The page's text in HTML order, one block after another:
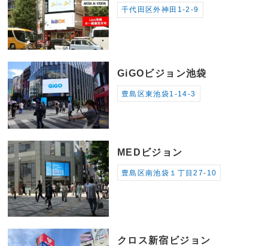
千代田区外神田1-2-9
GiGOビジョン池袋
豊島区東池袋1-14-3
MEDビジョン
豊島区南池袋１丁目27-10
クロス新宿ビジョン